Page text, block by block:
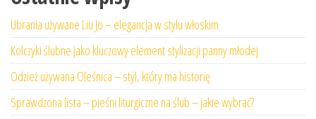
Ubrania używane Liu Jo – elegancja w stylu włoskim
Kolczyki ślubne jako kluczowy element stylizacji panny młodej
Odzież używana Oleśnica – styl, który ma historię
Sprawdzona lista – pieśni liturgiczne na ślub – jakie wybrać?